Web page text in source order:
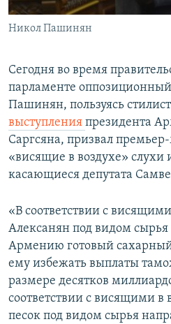
Все сайты Радио Азатутюн
Никол Пашинян
Сегодня во время
парламенте
Пашинян, пользуясь
выступления президента
Саргсяна, призвал
«висящие в воздухе» слухи
касающиеся депутата
«В соответствии с
Алексанян под видом сырья
Армению готовый сахарный
ему избежать выплаты
размере десятков
соответствии с висящими в
песок под видом сырья